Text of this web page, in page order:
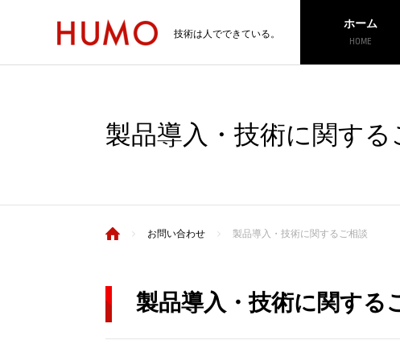
技術は人でできている。
ホーム
HOME
製品導入・技術に関する
お問い合わせ 製品導入・技術に関するご相談
製品導入・技術に関する